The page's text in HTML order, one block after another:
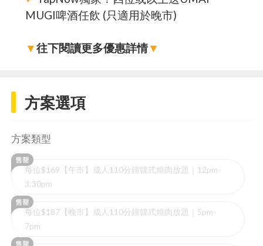
MUGI啤酒任飲 (只適用於晚市)
▼往下閱讀更多優惠詳情▼
方案選項
方案類型
每位$169【午市】成人110分鐘韓式燒肉放題｜12pm-
3:30pm
每位$187【晚市】成人110分鐘韓式燒肉放題｜5pm-
7pm